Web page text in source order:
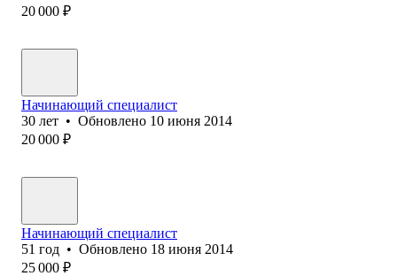
20 000 ₽
Начинающий специалист
30 лет • Обновлено 10 июня 2014
20 000 ₽
Начинающий специалист
51 год • Обновлено 18 июня 2014
25 000 ₽